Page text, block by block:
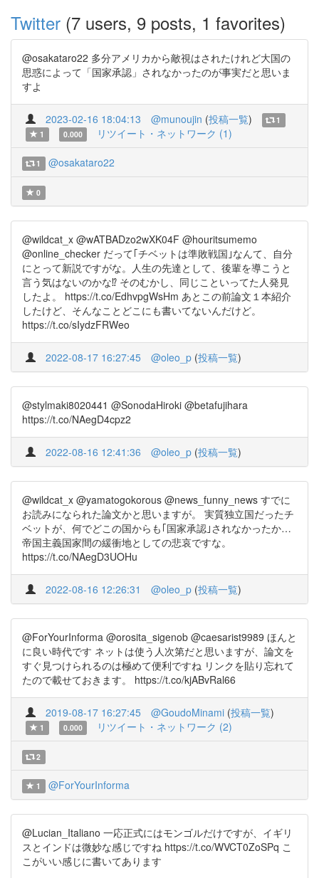
Twitter (7 users, 9 posts, 1 favorites)
@osakataro22 多分アメリカから敵視はされたけれど大国の
思惑によって「国家承認」されなかったのが事実だと思いま
すよ
2023-02-16 18:04:13 @munoujin (投稿一覧)
1
1
0.000 リツイート・ネットワーク (1)
1 @osakataro22
0
@wildcat_x @wATBADzo2wXK04F @houritsumemo
@online_checker だって｢チベットは準敗戦国｣なんて、自分
にとって新説ですがな。人生の先達として、後輩を導こうと
言う気はないのかな⁉️ そのむかし、同じこといってた人発見
したよ。 https://t.co/EdhvpgWsHm あとこの前論文１本紹介
したけど、そんなことどこにも書いてないんだけど。
https://t.co/sIydzFRWeo
2022-08-17 16:27:45 @oleo_p (投稿一覧)
@stylmaki8020441 @SonodaHiroki @betafujihara
https://t.co/NAegD4cpz2
2022-08-16 12:41:36 @oleo_p (投稿一覧)
@wildcat_x @yamatogokorous @news_funny_news すでに
お読みになられた論文かと思いますが。 実質独立国だったチ
ベットが、何でどこの国からも｢国家承認｣されなかったか…
帝国主義国家間の緩衝地としての悲哀ですな。
https://t.co/NAegD3UOHu
2022-08-16 12:26:31 @oleo_p (投稿一覧)
@ForYourInforma @orosita_sigenob @caesarist9989 ほんと
に良い時代です ネットは使う人次第だと思いますが、論文を
すぐ見つけられるのは極めて便利ですね リンクを貼り忘れて
たので載せておきます。 https://t.co/kjABvRal66
2019-08-17 16:27:45 @GoudoMinami (投稿一覧)
1 0.000 リツイート・ネットワーク (2)
2
1 @ForYourInforma
@Lucian_Italiano 一応正式にはモンゴルだけですが、イギリ
スとインドは微妙な感じですね https://t.co/WVCT0ZoSPq こ
こがいい感じに書いてあります